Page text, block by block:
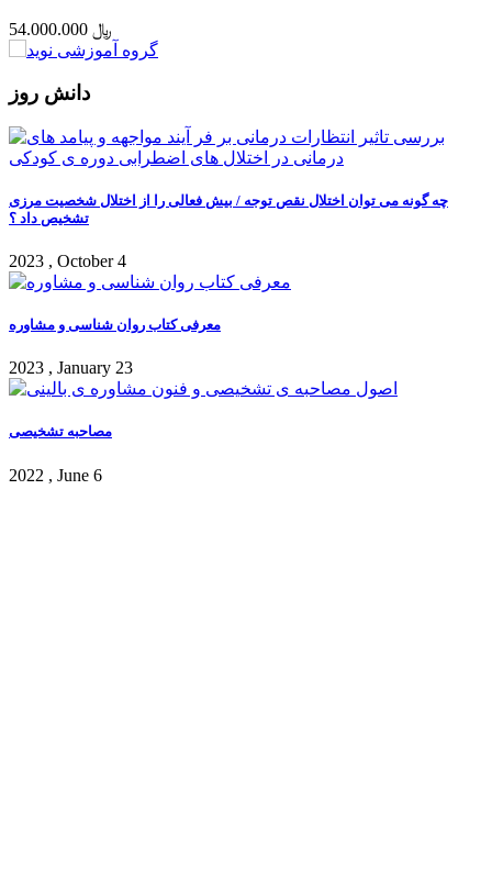
54.000.000 ﷼
دانش روز
چه گونه می توان اختلال نقص توجه / بیش فعالی را از اختلال شخصیت مرزی
تشخیص داد ؟
2023 , October 4
معرفی کتاب روان شناسی و مشاوره
2023 , January 23
مصاحبه تشخیصی
2022 , June 6